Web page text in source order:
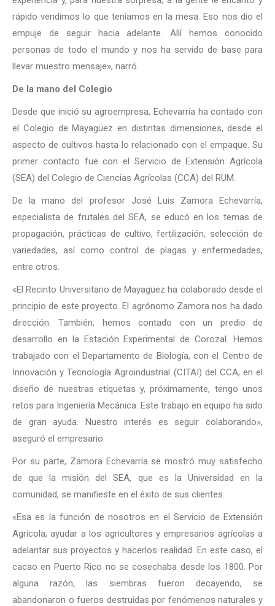
rápido vendimos lo que teníamos en la mesa. Eso nos dio el
empuje de seguir hacia adelante. Allí hemos conocido
personas de todo el mundo y nos ha servido de base para
llevar muestro mensaje», narró.
De la mano del Colegio
Desde que inició su agroempresa, Echevarría ha contado con
el Colegio de Mayagüez en distintas dimensiones, desde el
aspecto de cultivos hasta lo relacionado con el empaque. Su
primer contacto fue con el Servicio de Extensión Agrícola
(SEA) del Colegio de Ciencias Agrícolas (CCA) del RUM.
De la mano del profesor José Luis Zamora Echevarría,
especialista de frutales del SEA, se educó en los temas de
propagación, prácticas de cultivo, fertilización, selección de
variedades, así como control de plagas y enfermedades,
entre otros.
«El Recinto Universitario de Mayagüez ha colaborado desde el
principio de este proyecto. El agrónomo Zamora nos ha dado
dirección. También, hemos contado con un predio de
desarrollo en la Estación Experimental de Corozal. Hemos
trabajado con el Departamento de Biología, con el Centro de
Innovación y Tecnología Agroindustrial (CITAI) del CCA, en el
diseño de nuestras etiquetas y, próximamente, tengo unos
retos para Ingeniería Mecánica. Este trabajo en equipo ha sido
de gran ayuda. Nuestro interés es seguir colaborando»,
aseguró el empresario.
Por su parte, Zamora Echevarría se mostró muy satisfecho
de que la misión del SEA, que es la Universidad en la
comunidad, se manifieste en el éxito de sus clientes.
«Esa es la función de nosotros en el Servicio de Extensión
Agrícola, ayudar a los agricultores y empresarios agrícolas a
adelantar sus proyectos y hacerlos realidad. En este caso, el
cacao en Puerto Rico no se cosechaba desde los 1800. Por
alguna razón, las siembras fueron decayendo, se
abandonaron o fueros destruidas por fenómenos naturales y